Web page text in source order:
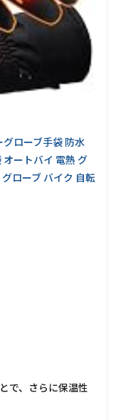
ローブ手袋 防水
ートバイ 電熱 グ
ローブ バイク 自転
で、さらに保温性